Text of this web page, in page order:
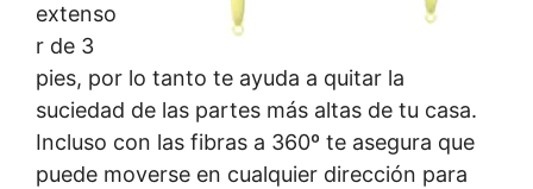
extenso
r de 3
pies, por lo tanto te ayuda a quitar la
suciedad de las partes más altas de tu casa.
Incluso con las fibras a 360º te asegura que
puede moverse en cualquier dirección para